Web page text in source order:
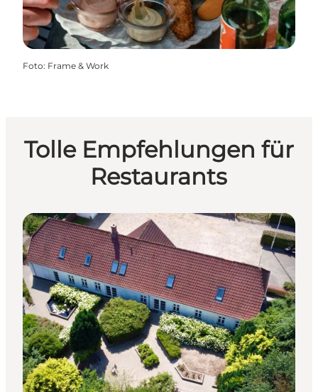
Foto: Frame & Work
Tolle Empfehlungen für
Restaurants